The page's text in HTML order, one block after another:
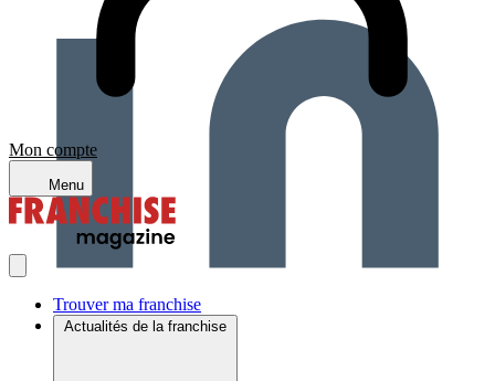
Mon compte
Menu
Trouver ma franchise
Actualités de la franchise